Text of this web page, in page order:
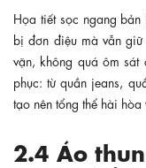
Họa tiết sọc ngang
bị đơn điệu mà vẫn
vặn, không quá ôm
phục: từ quần jeans,
tạo nên tổng thể hài hòa
2.4 Áo